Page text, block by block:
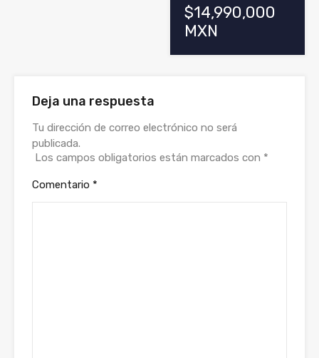
$14,990,000
MXN
Deja una respuesta
Tu dirección de correo electrónico no será
publicada.
Los campos obligatorios están marcados con *
Comentario *